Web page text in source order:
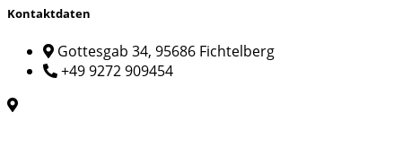
Kontaktdaten
Gottesgab 34, 95686 Fichtelberg
+49 9272 909454